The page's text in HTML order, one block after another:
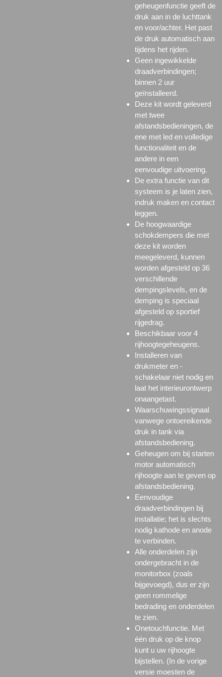
geheugenfunctie geeft de
druk aan in de luchttank
en voor/achter. Het past
de druk automatisch aan
tijdens het rijden.
Geen ingewikkelde
draadverbindingen;
binnen 2 uur
geïnstalleerd.
Deze kit wordt geleverd
met twee
afstandsbedieningen, de
ene met led en volledige
functionaliteit en de
andere in een
eenvoudige uitvoering.
De extra functie van dit
systeem is je laten zien,
indruk maken en contact
leggen.
De hoogwaardige
schokdempers die met
deze kit worden
meegeleverd, kunnen
worden afgesteld op 36
verschillende
dempingslevels, en de
demping is speciaal
afgesteld op sportief
rijgedrag.
Beschikbaar voor 4
rijhoogtegeheugens.
Installeren van
drukmeter en -
schakelaar niet nodig en
laat het interieurontwerp
onaangetast.
Waarschuwingssignaal
vanwege ontoereikende
druk in tank via
afstandsbediening.
Geheugen om bij starten
motor automatisch
rijhoogte aan te geven op
afstandsbediening.
Eenvoudige
draadverbindingen bij
installatie; het is slechts
nodig kathode en anode
te verbinden.
Alle onderdelen zijn
ondergebracht in de
monitorbox (zoals
bijgevoegd), dus er zijn
geen rommelige
bedrading en onderdelen
te zien.
Onetouchfunctie. Met
één druk op de knop
kunt u uw rijhoogte
bijstellen. (In de vorige
versie moesten de